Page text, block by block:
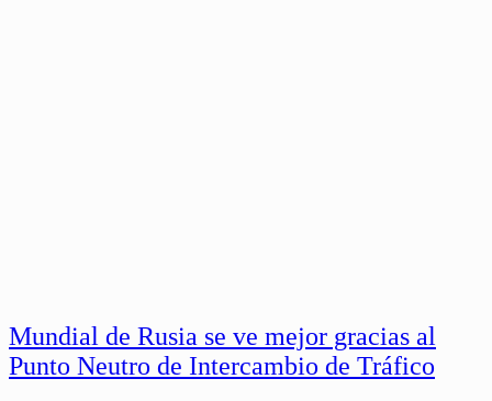
Mundial de Rusia se ve mejor gracias al
Punto Neutro de Intercambio de Tráfico